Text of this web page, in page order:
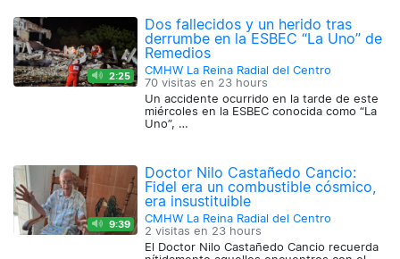
2:25
Dos fallecidos y un herido tras
derrumbe en la ESBEC “La Uno” de
Remedios
CMHW La Reina Radial del Centro
70 visitas en 23 hours
Un accidente ocurrido en la tarde de este
miércoles en la ESBEC conocida como “La
Uno”, …
9:39
Doctor Nilo Castañedo Cancio:
Fidel era un combustible cósmico,
era insustituible
CMHW La Reina Radial del Centro
2 visitas en 23 hours
El Doctor Nilo Castañedo Cancio recuerda